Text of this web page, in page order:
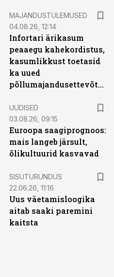
MAJANDUSTULEMUSED
04.08.26, 12:14
Infortari ärikasum
peaaegu kahekordistus,
kasumlikkust toetasid
ka uued
põllumajandusettevõtted
UUDISED
03.08.26, 09:15
Euroopa saagiprognoos:
mais langeb järsult,
õlikultuurid kasvavad
SISUTURUNDUS
22.06.26, 11:16
Uus väetamisloogika
aitab saaki paremini
kaitsta